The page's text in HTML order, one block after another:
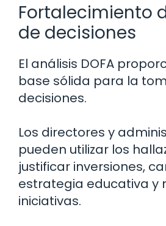
Fortalecimiento
de decisiones
El análisis DOFA
base sólida para la
decisiones.
Los directores y
pueden utilizar los
justificar inversiones,
estrategia educativa y
iniciativas.